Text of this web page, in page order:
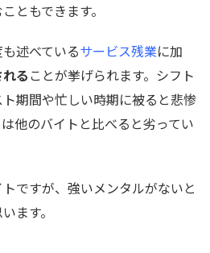
ともできます。
述べているサービス残業に加
る ことが挙げられます。シフト
期間や忙しい時期に被ると悲惨
他のバイトと比べると劣ってい
ですが、強いメンタルがないと
ます。